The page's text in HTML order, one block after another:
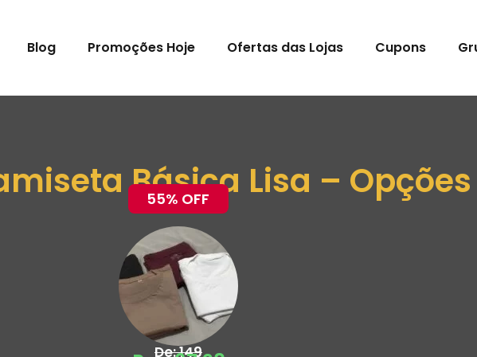
Blog Promoções Hoje Ofertas das Lojas Cupons
Básica Lisa –
55% OFF
De: 149